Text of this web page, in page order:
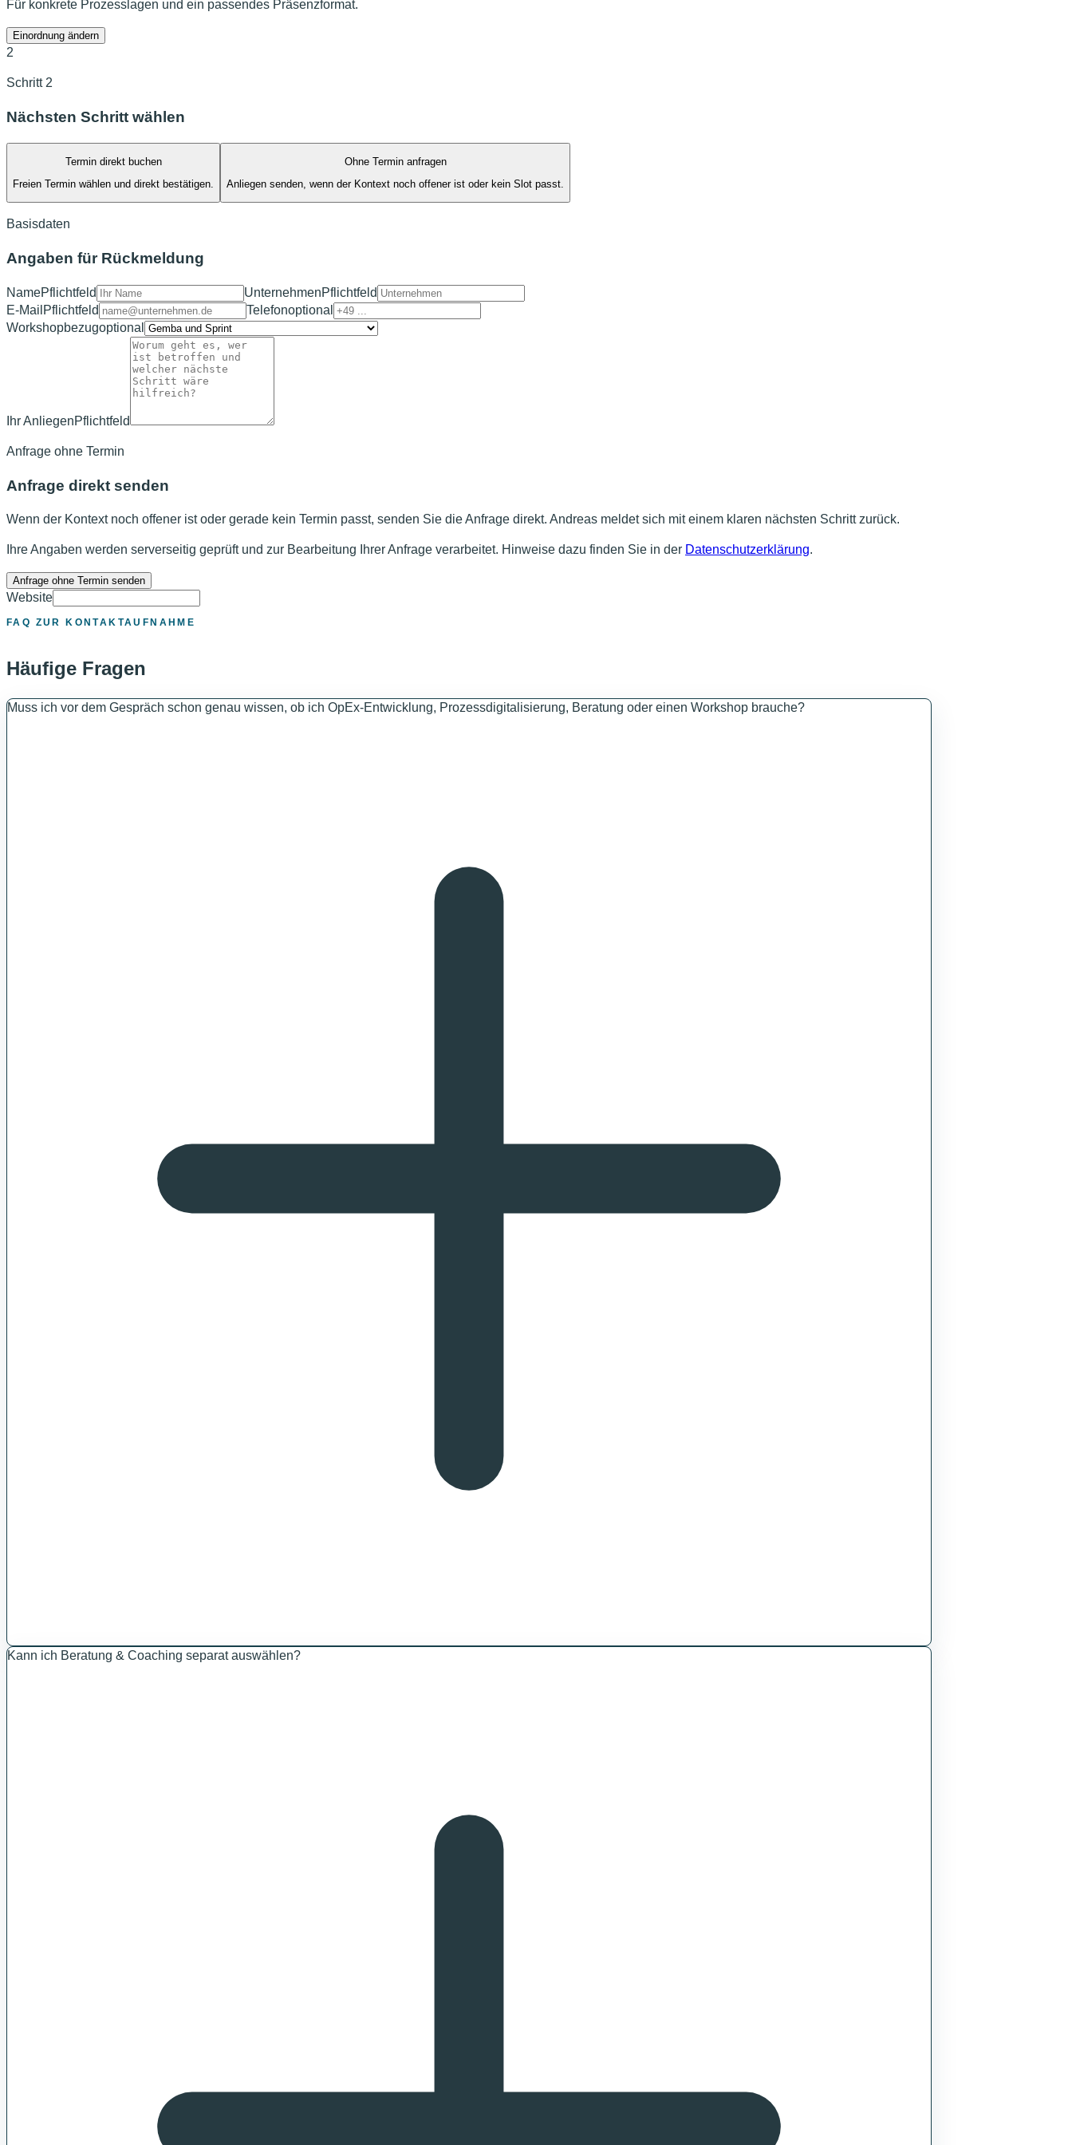
Für konkrete Prozesslagen und ein passendes Präsenzformat.
Einordnung ändern
2
Schritt 2
Nächsten Schritt wählen
Termin direkt buchen
Freien Termin wählen und direkt bestätigen.
Ohne Termin anfragen
Anliegen senden, wenn der Kontext noch offener ist oder kein Slot passt.
Basisdaten
Angaben für Rückmeldung
NamePflichtfeld UnternehmenPflichtfeld
E-Mail Pflichtfeld Telefonoptional
Workshopbezugoptional
Ihr AnliegenPflichtfeld
Anfrage ohne Termin
Anfrage direkt senden
Wenn der Kontext noch offener ist oder gerade kein Termin passt, senden Sie die Anfrage direkt. Andreas meldet sich mit einem klaren nächsten Schritt zurück.
Ihre Angaben werden serverseitig geprüft und zur Bearbeitung Ihrer Anfrage verarbeitet. Hinweise dazu finden Sie in der Datenschutzerklärung.
Anfrage ohne Termin senden
Website
FAQ ZUR KONTAKTAUFNAHME
Häufige Fragen
Muss ich vor dem Gespräch schon genau wissen, ob ich OpEx-Entwicklung, Prozessdigitalisierung, Beratung oder einen Workshop brauche?
Kann ich Beratung & Coaching separat auswählen?